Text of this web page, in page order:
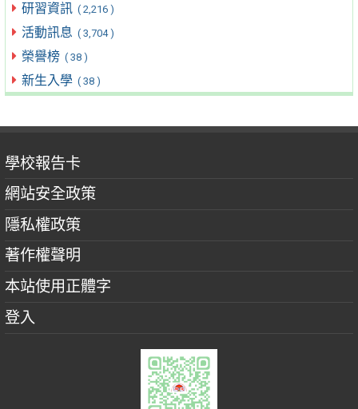
研習資訊 ( 2,216 )
活動訊息 ( 3,704 )
榮譽榜 ( 38 )
新生入學 ( 38 )
學校報告卡
網站安全政策
隱私權政策
著作權聲明
本站使用正體字
登入